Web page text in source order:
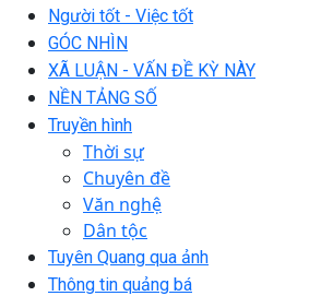
Người tốt - Việc tốt
GÓC NHÌN
XÃ LUẬN - VẤN ĐỀ KỲ NÀY
NỀN TẢNG SỐ
Truyền hình
Thời sự
Chuyên đề
Văn nghệ
Dân tộc
Tuyên Quang qua ảnh
Thông tin quảng bá